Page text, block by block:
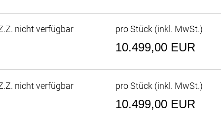
142 x12 mm Steckachse
nicht verfügbar pro Stück (inkl. MwSt.)
10.499,00 EUR
nicht verfügbar pro Stück (inkl. MwSt.)
10.499,00 EUR